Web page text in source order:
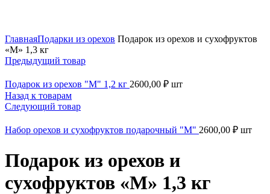
ГлавнаяПодарки из орехов Подарок из орехов и сухофруктов
«M» 1,3 кг
Предыдущий товар
Подарок из орехов "M" 1,2 кг 2600,00 ₽ шт
Назад к товарам
Следующий товар
Набор орехов и сухофруктов подарочный "M" 2600,00 ₽ шт
Подарок из орехов и
сухофруктов «M» 1,3 кг